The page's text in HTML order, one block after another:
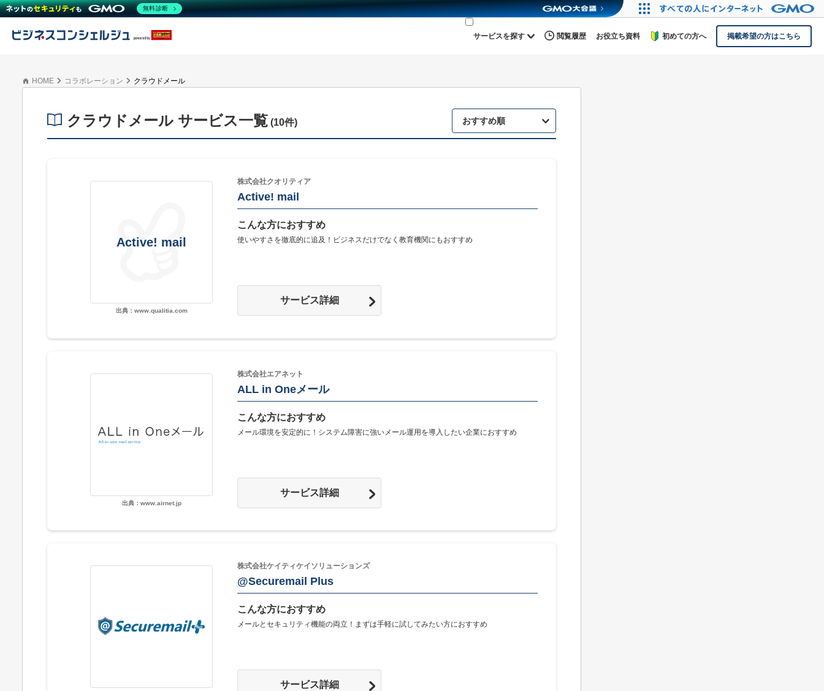
サービスを探す 閲覧履歴 お役立ち資料 初めての方へ 掲載希望の方はこちら
HOME コラボレーション クラウドメール
クラウドメール サービス一覧 (10件) おすすめ順
Active! mail
出典：www.qualitia.com
株式会社クオリティア
Active! mail
こんな方におすすめ
使いやすさを徹底的に追及！ビジネスだけでなく教育機関にもおすすめ
サービス詳細
出典：www.airnet.jp
株式会社エアネット
ALL in Oneメール
こんな方におすすめ
メール環境を安定的に！システム障害に強いメール運用を導入したい企業におすすめ
サービス詳細
株式会社ケイティケイソリューションズ
@Securemail Plus
こんな方におすすめ
メールとセキュリティ機能の両立！まずは手軽に試してみたい方におすすめ
サービス詳細
無料診断